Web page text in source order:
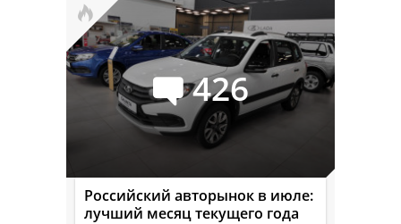
426
Российский авторынок в июле:
лучший месяц текущего года